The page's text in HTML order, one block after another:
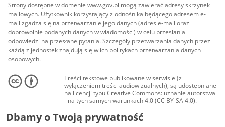
Strony dostępne w domenie www.gov.pl mogą zawierać adresy skrzynek
mailowych. Użytkownik korzystający z odnośnika będącego adresem e-
mail zgadza się na przetwarzanie jego danych (adres e-mail oraz
dobrowolnie podanych danych w wiadomości) w celu przesłania
odpowiedzi na przesłane pytania. Szczegóły przetwarzania danych przez
każdą z jednostek znajdują się w ich politykach przetwarzania danych
osobowych.
Treści tekstowe publikowane w serwisie (z
wyłączeniem treści audiowizualnych), są udostępniane
na licencji typu Creative Commons: uznanie autorstwa
- na tych samych warunkach 4.0 (CC BY-SA 4.0).
Materiały audiowizualne, w tym zdjęcia, materiały
audio i wideo, są udostępniane na licencji typu
Creative Commons: uznanie autorstwa użycie
Dbamy o Twoją prywatność